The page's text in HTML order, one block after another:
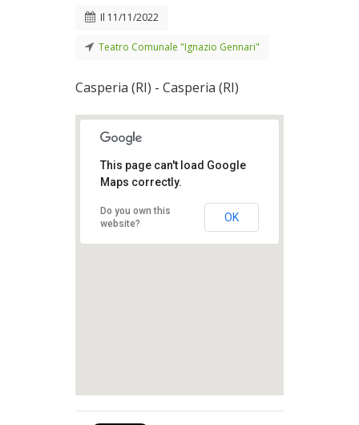
Il 11/11/2022
Teatro Comunale "Ignazio Gennari"
Casperia (RI) - Casperia (RI)
This page can't load Google
Maps correctly.
Do you own this
website?
OK